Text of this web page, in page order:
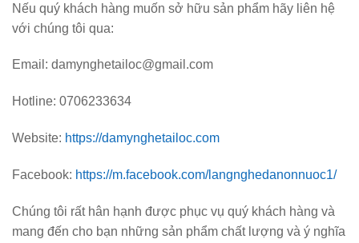
Nếu quý khách hàng muốn sở hữu sản phẩm hãy liên hệ
với chúng tôi qua:
Email: damynghetailoc@gmail.com
Hotline: 0706233634
Website: https://damynghetailoc.com
Facebook: https://m.facebook.com/langnghedanonnuoc1/
Chúng tôi rất hân hạnh được phục vụ quý khách hàng và
mang đến cho bạn những sản phẩm chất lượng và ý nghĩa